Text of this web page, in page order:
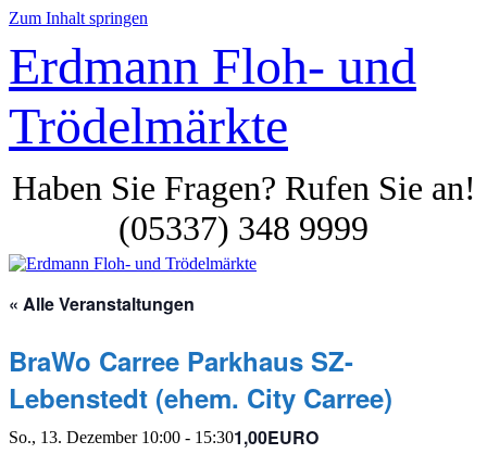
Zum Inhalt springen
Erdmann Floh- und
Trödelmärkte
Haben Sie Fragen? Rufen Sie an!
(05337) 348 9999
« Alle Veranstaltungen
BraWo Carree Parkhaus SZ-
Lebenstedt (ehem. City Carree)
So., 13. Dezember 10:00 - 15:301,00EURO